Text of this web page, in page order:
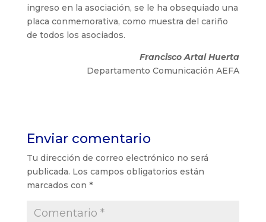
ingreso en la asociación, se le ha obsequiado una
placa conmemorativa, como muestra del cariño
de todos los asociados.
Francisco Artal Huerta
Departamento Comunicación AEFA
Enviar comentario
Tu dirección de correo electrónico no será
publicada. Los campos obligatorios están
marcados con *